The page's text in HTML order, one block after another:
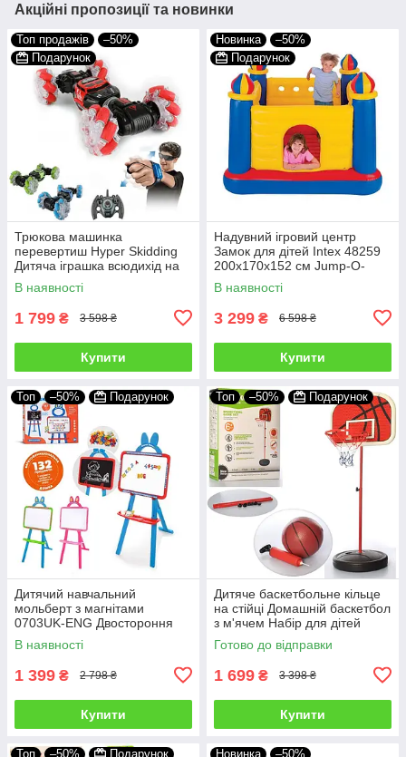
Акційні пропозиції та новинки
Топ продажів
–50%
Подарунок
Трюкова машинка
перевертиш Hyper Skidding
Дитяча іграшка всюдихід на
радіокеруванні жестами
Світиться
В наявності
1 799 ₴ 3 598 ₴
Купити
Новинка
–50%
Подарунок
Надувний ігровий центр
Замок для дітей Intex 48259
200x170x152 см Jump-O-
Lene Дитячий надувний батут
інтекс
В наявності
3 299 ₴ 6 598 ₴
Купити
Топ –50% Подарунок
Дитячий навчальний
мольберт з магнітами
0703UK-ENG Двостороння
магнітна дошка для
малювання крейдою й
В наявності
1 399 ₴ 2 798 ₴
Купити
Топ –50% Подарунок
Дитяче баскетбольне кільце
на стійці Домашній баскетбол
з м'ячем Набір для дітей
Готово до відправки
1 699 ₴ 3 398 ₴
Купити
Топ –50% Подарунок Новинка
–50%